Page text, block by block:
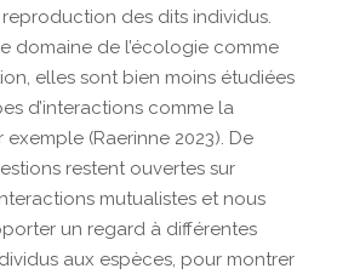
des dits individus.
domaine de l’écologie comme
elles sont bien moins étudiées
d’interactions comme la
(Raerinne 2023). De
restent ouvertes sur
mutualistes et nous
un regard à différentes
aux espèces, pour montrer